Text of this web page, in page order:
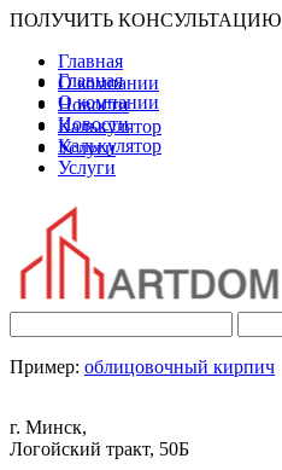
ПОЛУЧИТЬ КОНСУЛЬТАЦИЮ
Главная
О компании
Новости
Калькулятор
Услуги
Главная
О компании
Новости
Калькулятор
Услуги
Пример: облицовочный кирпич
г. Минск,
Логойский тракт, 50Б